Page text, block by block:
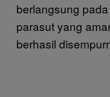
berlangsung
parasut yang
berhasil